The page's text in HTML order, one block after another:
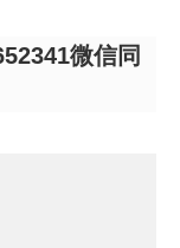
微信同